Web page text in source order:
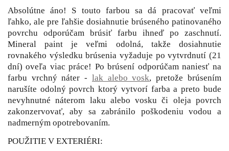
Absolútne áno! S touto farbou sa dá pracovať veľmi
ľahko, ale pre ľahšie dosiahnutie brúseného patinovaného
povrchu odporúčam brúsiť farbu ihneď po zaschnutí.
Mineral paint je veľmi odolná, takže dosiahnutie
rovnakého výsledku brúsenia vyžaduje po vytvrdnutí (21
dní) oveľa viac práce! Po brúsení odporúčam naniesť na
farbu vrchný náter - lak alebo vosk, pretože brúsením
narušíte odolný povrch ktorý vytvorí farba a preto bude
nevyhnutné náterom laku alebo vosku či oleja povrch
zakonzervovať, aby sa zabránilo poškodeniu vodou a
nadmerným opotrebovaním.
POUŽITIE V EXTERIÉRI: